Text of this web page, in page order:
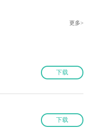
更多>
下载
下载